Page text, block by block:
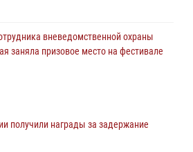
вневедомственной охраны
заняла призовое место на фестивале
получили награды за задержание